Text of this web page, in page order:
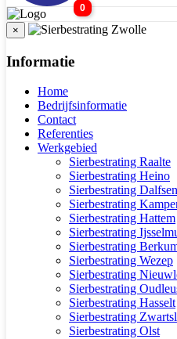
0
×
Informatie
Home
Bedrijfsinformatie
Contact
Referenties
Werkgebied
Sierbestrating Raalte
Sierbestrating Heino
Sierbestrating Dalfsen
Sierbestrating
Sierbestrating Hattem
Sierbestrating
Sierbestrating
Sierbestrating Wezep
Sierbestrating
Sierbestrating
Sierbestrating Hasselt
Sierbestrating
Sierbestrating Olst